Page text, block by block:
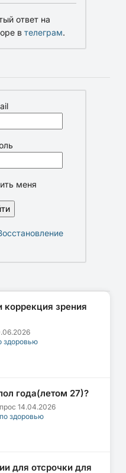
ответ на
в телеграм.
меня
зрения
здоровью
года(летом 27)?
14.04.2026
здоровью
для отсрочки для